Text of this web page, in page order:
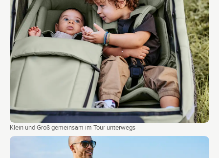
Klein und Groß gemeinsam im Tour unterwegs